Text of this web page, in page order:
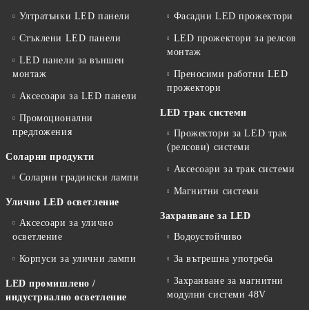
Ултратънки LED панели
Стъклени LED панели
LED панели за външен
монтаж
Аксесоари за LED панели
Промоционални
предложения
Соларни продукти
Соларни градински лампи
Улично LED осветление
Аксесоари за улично
осветление
Корпуси за улични лампи
LED промишлено /
индустриално осветление
Фасадни LED прожектори
LED прожектори за релсов
монтаж
Преносими работни LED
прожектори
LED трак системи
Прожектори за LED трак
(релсови) системи
Аксесоари за трак системи
Магнитни системи
Захранване за LED
Водоустойчиво
За вътрешна употреба
Захранване за магнитни
модулни системи 48V